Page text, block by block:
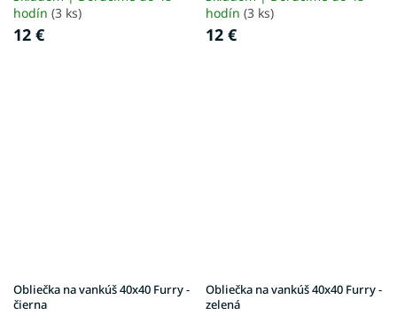
hodín (3 ks)
12 €
hodín (3 ks)
12 €
Obliečka na vankúš 40x40 Furry -
čierna
Obliečka na vankúš 40x40 Furry -
zelená